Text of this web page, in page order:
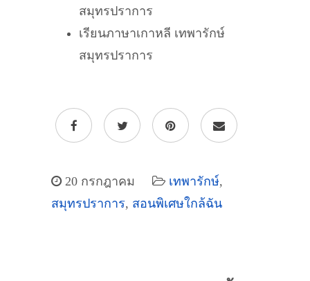
สมุทรปราการ
เรียนภาษาเกาหลี เทพารักษ์
สมุทรปราการ
20 กรกฎาคม เทพารักษ์,
สมุทรปราการ, สอนพิเศษใกล้ฉัน